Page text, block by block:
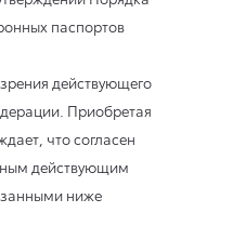
паспортов
действующего
Приобретая
что согласен
действующим
ниже